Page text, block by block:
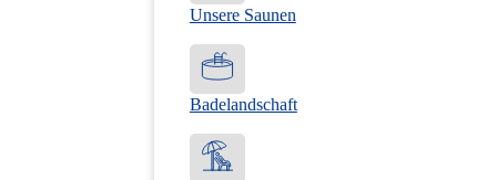
Unsere Saunen
Badelandschaft